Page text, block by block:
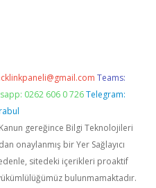
Teams:
0262 606 0 726 Telegram:
Kanun gereğince Bilgi Teknolojileri
onaylanmış bir Yer Sağlayıcı
sitedeki içerikleri proaktif
bulunmamaktadır.